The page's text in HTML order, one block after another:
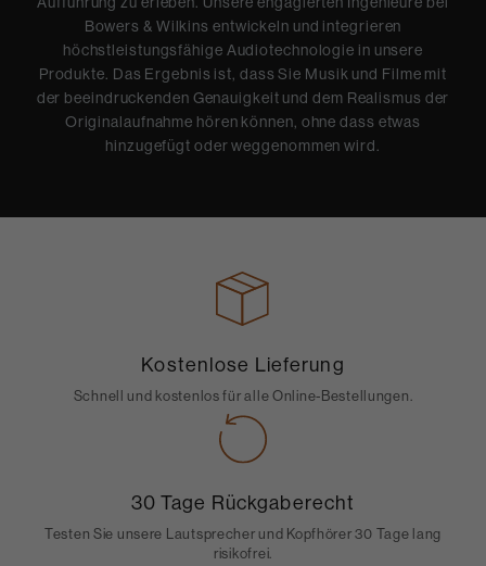
Bowers & Wilkins entwickeln und integrieren
höchstleistungsfähige Audiotechnologie in unsere
Produkte. Das Ergebnis ist, dass Sie Musik und Filme mit
der beeindruckenden Genauigkeit und dem Realismus der
Originalaufnahme hören können, ohne dass etwas
hinzugefügt oder weggenommen wird.
Kostenlose Lieferung
Schnell und kostenlos für alle Online-Bestellungen.
30 Tage Rückgaberecht
Testen Sie unsere Lautsprecher und Kopfhörer 30 Tage lang
risikofrei.